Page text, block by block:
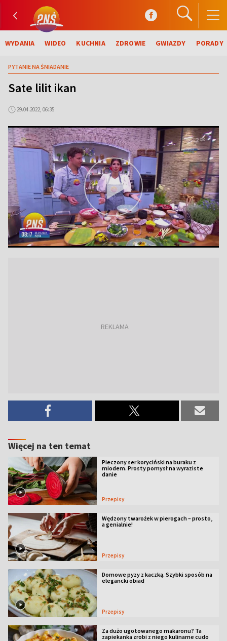
WYDANIA WIDEO KUCHNIA ZDROWIE GWIAZDY PORADY
PYTANIE NA ŚNIADANIE
Sate lilit ikan
29.04.2022, 06:35
Więcej na ten temat
Pieczony ser koryciński na buraku z
miodem. Prosty pomysł na wyraziste
danie
Przepisy
Wędzony twarożek w pierogach – prosto,
a genialnie!
Przepisy
Domowe pyzy z kaczką. Szybki sposób na
elegancki obiad
Przepisy
Za dużo ugotowanego makaronu? Ta
zapiekanka zrobi z niego kulinarne cudo